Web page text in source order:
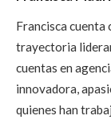
Francisca cuenta
trayectoria
cuentas en
innovadora,
quienes han